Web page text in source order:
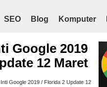
SEO Blog Komputer
Google 2019
12 Maret
Google 2019 / Florida 2 Update 12